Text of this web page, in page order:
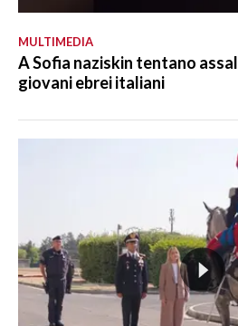
MULTIMEDIA
A Sofia naziskin tentano
giovani ebrei italiani